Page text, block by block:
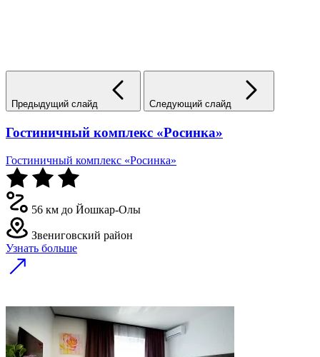
Предыдущий слайд Следующий слайд
Гостиничный комплекс «Росинка»
Гостиничный комплекс «Росинка»
56 км до Йошкар-Олы
Звениговский район
Узнать больше